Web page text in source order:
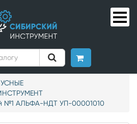
№1 АЛЬФА-НДТ УП-00001010